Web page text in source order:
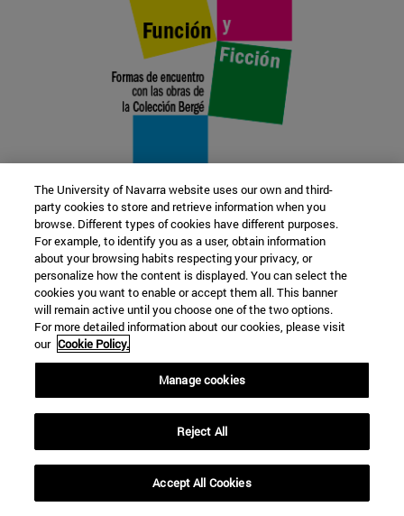
22 SEP
FUNCIÓN Y FICCIÓN. Varios artistas
Más información
The University of Navarra website uses our own and third-
party cookies to store and retrieve information when you
browse. Different types of cookies have different purposes.
For example, to identify you as a user, obtain information
about your browsing habits respecting your privacy, or
personalize how the content is displayed. You can select the
cookies you want to enable or accept them all. This banner
will remain active until you choose one of the two options.
For more detailed information about our cookies, please visit
our Cookie Policy.
Manage cookies
Reject All
Accept All Cookies